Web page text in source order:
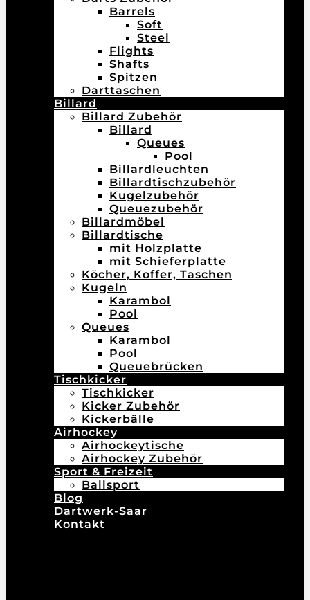
Barrels
Soft
Steel
Flights
Shafts
Spitzen
Darttaschen
Billard
Billard Zubehör
Billard
Queues
Pool
Billardleuchten
Billardtischzubehör
Kugelzubehör
Queuezubehör
Billardmöbel
Billardtische
mit Holzplatte
mit Schieferplatte
Köcher, Koffer, Taschen
Kugeln
Karambol
Pool
Queues
Karambol
Pool
Queuebrücken
Tischkicker
Tischkicker
Kicker Zubehör
Kickerbälle
Airhockey
Airhockeytische
Airhockey Zubehör
Sport & Freizeit
Ballsport
Blog
Dartwerk-Saar
Kontakt